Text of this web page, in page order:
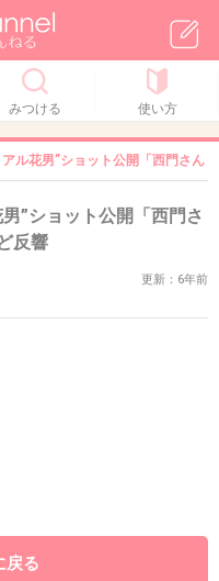
みつける 使い方
ル花男”ショット公開「西門さん
”ショット公開「西門さ
反響
更新：6年前
戻る